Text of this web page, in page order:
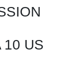
10 US